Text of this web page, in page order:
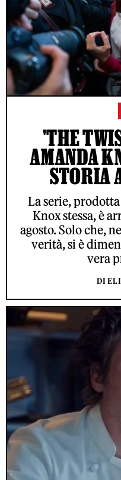
'THE
AMANDA
STORIA
La serie,
Knox stessa, è
agosto. Solo che,
verità, si è
vera
DI